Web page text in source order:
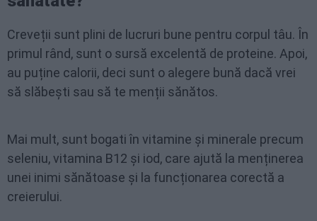
Creveții sunt plini de lucruri bune pentru corpul tâu. În
primul rând, sunt o sursă excelentă de proteine. Apoi,
au puține calorii, deci sunt o alegere bună dacă vrei
să slăbești sau să te menții sănătos.
Mai mult, sunt bogati în vitamine și minerale precum
seleniu, vitamina B12 și iod, care ajută la menținerea
unei inimi sănătoase și la funcționarea corectă a
creierului.